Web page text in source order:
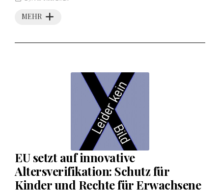
MEHR
EU setzt auf innovative
Altersverifikation: Schutz für
Kinder und Rechte für Erwachsene